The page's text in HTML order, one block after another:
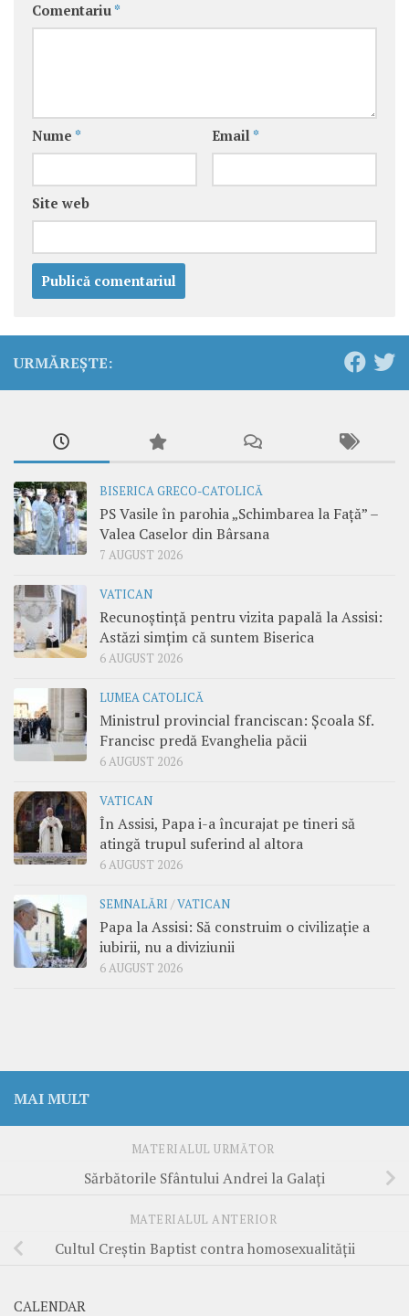
Comentariu *
Nume * Email *
Site web
URMĂREȘTE:
BISERICA GRECO-CATOLICĂ
PS Vasile în parohia „Schimbarea la Față” –
Valea Caselor din Bârsana
7 AUGUST 2026
VATICAN
Recunoștință pentru vizita papală la Assisi:
Astăzi simțim că suntem Biserica
6 AUGUST 2026
LUMEA CATOLICĂ
Ministrul provincial franciscan: Școala Sf.
Francisc predă Evanghelia păcii
6 AUGUST 2026
VATICAN
În Assisi, Papa i-a încurajat pe tineri să
atingă trupul suferind al altora
6 AUGUST 2026
SEMNALĂRI /VATICAN
Papa la Assisi: Să construim o civilizație a
iubirii, nu a diviziunii
6 AUGUST 2026
MAI MULT
MATERIALUL URMĂTOR
Sărbătorile Sfântului Andrei la Galaţi
MATERIALUL ANTERIOR
Cultul Creştin Baptist contra homosexualităţii
CALENDAR